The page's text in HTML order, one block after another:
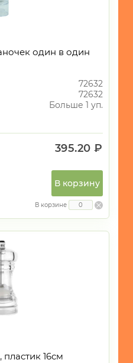
один в один
72632
72632
Больше 1 уп.
395.20 ₽
В корзину
В корзине
16см